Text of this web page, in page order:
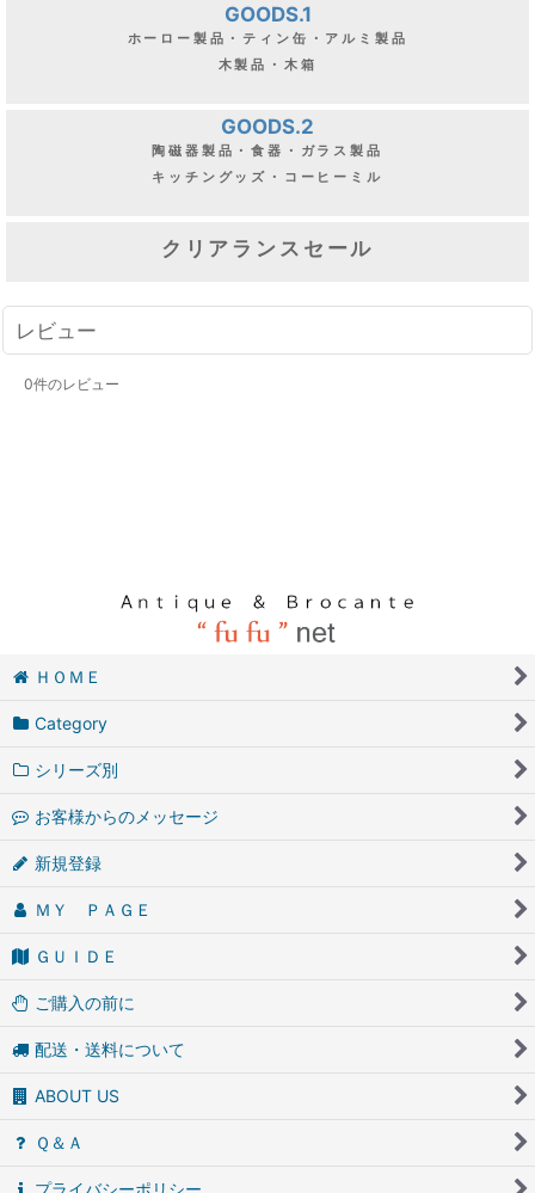
GOODS.1
ホーロー製品・ティン缶・アルミ製品
木製品・木箱
GOODS.2
陶磁器製品・食器・ガラス製品
キッチングッズ・コーヒーミル
クリアランスセール
レビュー
0件のレビュー
ＨＯＭＥ
Category
シリーズ別
お客様からのメッセージ
新規登録
ＭＹ ＰＡＧＥ
ＧＵＩＤＥ
ご購入の前に
配送・送料について
ABOUT US
Ｑ＆Ａ
プライバシーポリシー